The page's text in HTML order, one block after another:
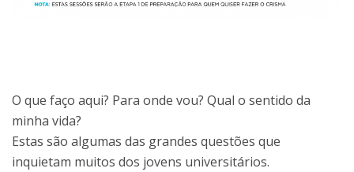
O que faço aqui? Para onde vou? Qual o sentido da
minha vida?
Estas são algumas das grandes questões que
inquietam muitos dos jovens universitários.